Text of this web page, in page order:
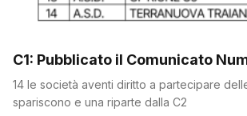
C1: Pubblicato il Comunicato
14 le società aventi diritto a partecipare
spariscono e una riparte dalla C2